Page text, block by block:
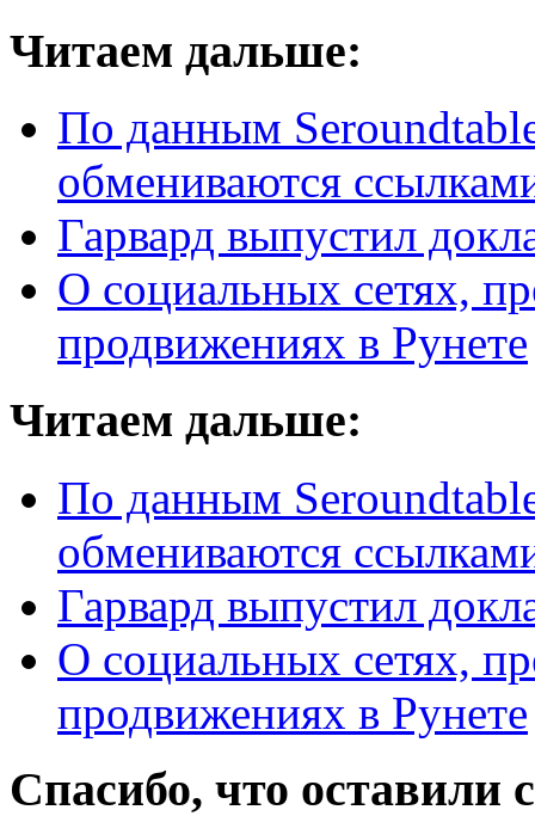
Читаем дальше:
По данным
обмениваются
Гарвард выпустил
О социальных сетях,
продвижениях в Рунете
Читаем дальше:
По данным
обмениваются
Гарвард выпустил
О социальных сетях,
продвижениях в Рунете
Спасибо, что оставили